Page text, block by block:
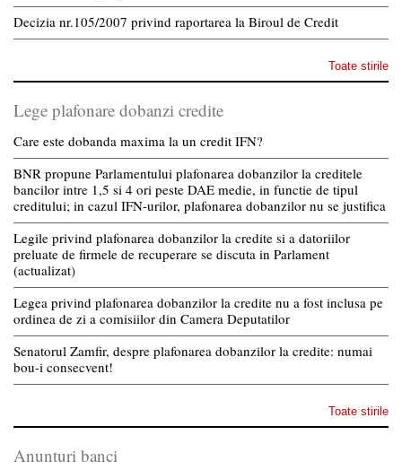
Decizia nr.105/2007 privind raportarea la Biroul de Credit
Toate stirile
Lege plafonare dobanzi credite
Care este dobanda maxima la un credit IFN?
BNR propune Parlamentului plafonarea dobanzilor la creditele
bancilor intre 1,5 si 4 ori peste DAE medie, in functie de tipul
creditului; in cazul IFN-urilor, plafonarea dobanzilor nu se justifica
Legile privind plafonarea dobanzilor la credite si a datoriilor
preluate de firmele de recuperare se discuta in Parlament
(actualizat)
Legea privind plafonarea dobanzilor la credite nu a fost inclusa pe
ordinea de zi a comisiilor din Camera Deputatilor
Senatorul Zamfir, despre plafonarea dobanzilor la credite: numai
bou-i consecvent!
Toate stirile
Anunturi banci